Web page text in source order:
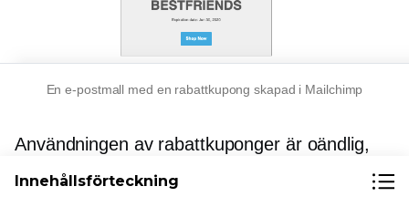
En e-postmall med en rabattkupong skapad i Mailchimp
Användningen av rabattkuponger är oändlig,
men du kan komma igång med en enkel rabatt
Innehållsförteckning